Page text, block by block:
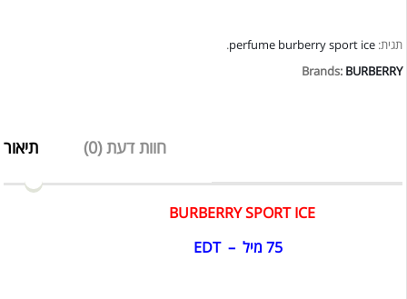
תגית:perfume burberry sport ice
.
Brands: BURBERRY
תיאור חוות דעת (0)
BURBERRY SPORT ICE
75 מיל – EDT